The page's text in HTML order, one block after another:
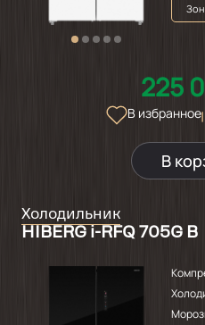
225
В избранное
В
Холодильник
HIBERG i-RFQ 705G B